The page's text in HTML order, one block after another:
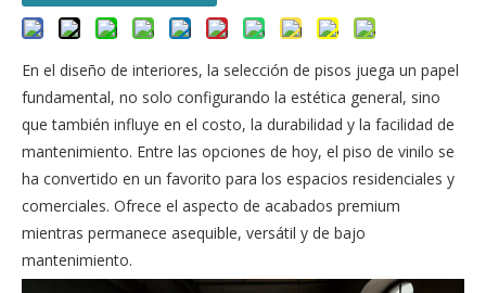
En el diseño de interiores, la selección de pisos juega un papel
fundamental, no solo configurando la estética general, sino
que también influye en el costo, la durabilidad y la facilidad de
mantenimiento. Entre las opciones de hoy, el piso de vinilo se
ha convertido en un favorito para los espacios residenciales y
comerciales. Ofrece el aspecto de acabados premium
mientras permanece asequible, versátil y de bajo
mantenimiento.